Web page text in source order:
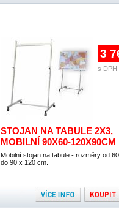
STOJAN NA TABULE 2X3,
MOBILNÍ 90X60-120X90CM
Mobilní stojan na tabule - rozměry od
do 90 x 120 cm.
3
s DPH